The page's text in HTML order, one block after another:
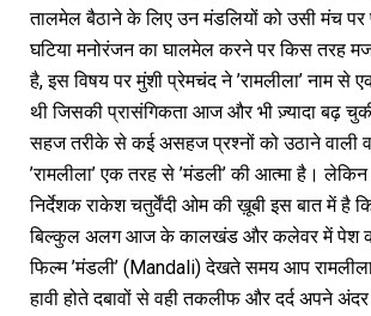
तालमेल बैठाने के लिए उन मंडलियों को उसी मंच
घटिया मनोरंजन का घालमेल करने पर किस तरह
है, इस विषय पर मुंशी प्रेमचंद ने ’रामलीला’ नाम से
थी जिसकी प्रासंगिकता आज और भी ज़्यादा बढ़
सहज तरीके से कई असहज प्रश्नों को उठाने वाली
’रामलीला’ एक तरह से ’मंडली’ की आत्मा है।
निर्देशक राकेश चतुर्वेंदी ओम की ख़ूबी इस बात में है
बिल्कुल अलग आज के कालखंड और कलेवर में पेश
फिल्म ’मंडली’ (Mandali) देखते समय आप
हावी होते दबावों से वही तकलीफ और दर्द अपने